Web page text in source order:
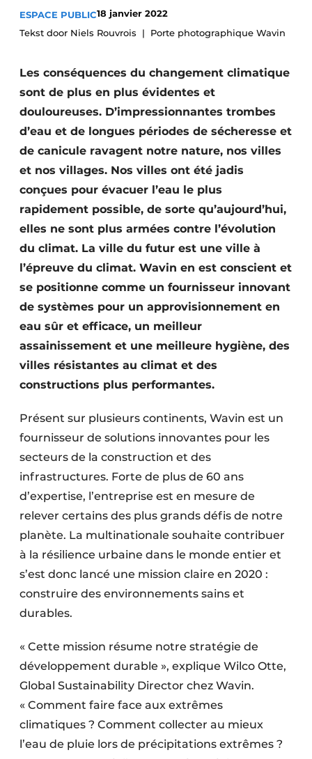
Termes et conditions
Video’s
Construction bois
Contrôle d’accès
Éclairage
Fondations
Façades
Géotextiles
Infrastructures souterraines et égouttage
Protection solaire
Rénovation
Sécurité incendie
Software
Techniques ferroviaires
Travaux ferroviaires
ESPACE PUBLIC18 janvier 2022
Tekst door Niels Rouvrois
Porte photographique Wavin
Les conséquences du changement climatique
sont de plus en plus évidentes et
douloureuses. D’impressionnantes trombes
d’eau et de longues périodes de sécheresse et
de canicule ravagent notre nature, nos villes
et nos villages. Nos villes ont été jadis
conçues pour évacuer l’eau le plus
rapidement possible, de sorte qu’aujourd’hui,
elles ne sont plus armées contre l’évolution
du climat. La ville du futur est une ville à
l’épreuve du climat. Wavin en est conscient et
se positionne comme un fournisseur innovant
de systèmes pour un approvisionnement en
eau sûr et efficace, un meilleur
assainissement et une meilleure hygiène, des
villes résistantes au climat et des
constructions plus performantes.
Présent sur plusieurs continents, Wavin est un
fournisseur de solutions innovantes pour les
secteurs de la construction et des
infrastructures. Forte de plus de 60 ans
d’expertise, l’entreprise est en mesure de
relever certains des plus grands défis de notre
planète. La multinationale souhaite contribuer
à la résilience urbaine dans le monde entier et
s’est donc lancé une mission claire en 2020 :
construire des environnements sains et
durables.
« Cette mission résume notre stratégie de
développement durable », explique Wilco Otte,
Global Sustainability Director chez Wavin.
« Comment faire face aux extrêmes
climatiques ? Comment collecter au mieux
l’eau de pluie lors de précipitations extrêmes ?